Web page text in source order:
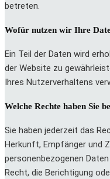
betreten.
Wofür nutzen wir Ihre
Ein Teil der Daten wird
der Website zu
Ihres Nutzerverhaltens
Welche Rechte haben Sie
Sie haben jederzeit das
Herkunft, Empfänger und
personenbezogenen
Recht, die Berichtigung